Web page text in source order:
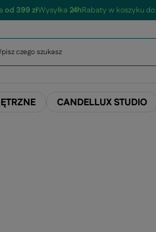
od 399 złWysyłka 24hRabaty w koszyku do
CANDELLUX STUDIO